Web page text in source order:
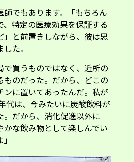
でもあります。「もちろん
、特定の医療効果を保証する
」と前置きしながら、彼は思
た。
で買うものではなく、近所の
ものだった。だから、どこの
ンに置いてあったんだ。私が
代は、今みたいに炭酸飲料が
。だから、消化促進以外に
かな飲み物として楽しんでい